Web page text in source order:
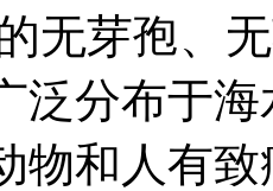
无芽孢、
泛分布于
物和人有